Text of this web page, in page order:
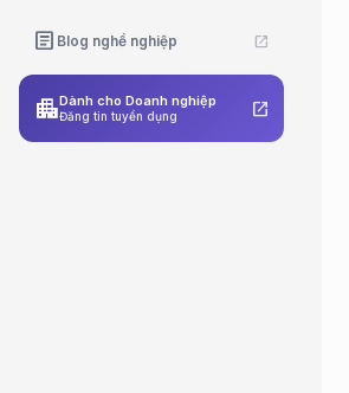
article Blog nghề nghiệp open_in_new
apartmentDành cho Doanh nghiệp
Đăng tin tuyển dụng open_in_new